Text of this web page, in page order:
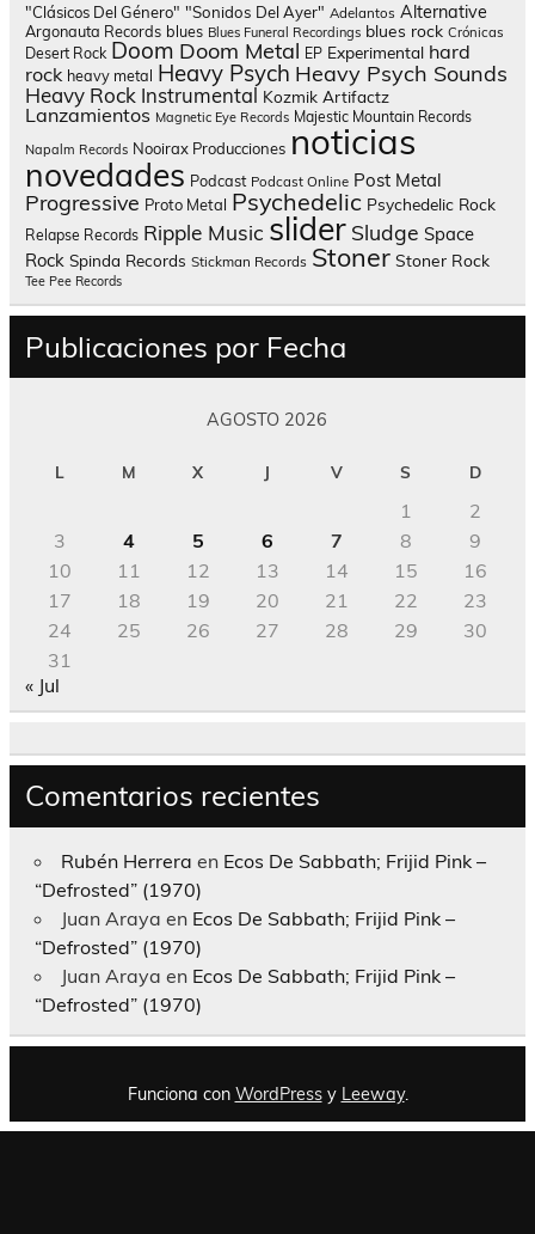
"Clásicos Del Género" "Sonidos Del Ayer" Adelantos Alternative
Argonauta Records blues Blues Funeral Recordings blues rock Crónicas
Desert Rock Doom Doom Metal EP Experimental hard
rock heavy metal Heavy Psych Heavy Psych Sounds
Heavy Rock Instrumental Kozmik Artifactz
Lanzamientos Magnetic Eye Records Majestic Mountain Records
Napalm Records Nooirax Producciones noticias
novedades Podcast Podcast Online Post Metal
Progressive Proto Metal Psychedelic Psychedelic Rock
Relapse Records Ripple Music slider Sludge Space
Rock Spinda Records Stickman Records Stoner Stoner Rock
Tee Pee Records
Publicaciones por Fecha
AGOSTO 2026
L M X J V S D
1
2
3
4 5 6 7 8
9
10
11 12 13 14 15
16
17
18 19 20 21 22
23
24
25 26 27 28 29
30
31
« Jul
Comentarios recientes
Rubén Herrera en Ecos De Sabbath; Frijid Pink –
“Defrosted” (1970)
Juan Araya en Ecos De Sabbath; Frijid Pink –
“Defrosted” (1970)
Juan Araya en Ecos De Sabbath; Frijid Pink –
“Defrosted” (1970)
Funciona con WordPressy Leeway.